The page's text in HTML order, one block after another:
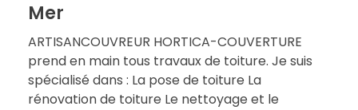
Mer
ARTISANCOUVREUR HORTICA-COUVERTURE
prend en main tous travaux de toiture. Je suis
spécialisé dans : La pose de toiture La
rénovation de toiture Le nettoyage et le